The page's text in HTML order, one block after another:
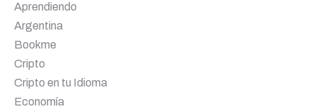
Aprendiendo
Argentina
Bookme
Cripto
Cripto en tu Idioma
Economía